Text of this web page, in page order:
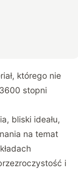
którego nie
stopni
bliski ideału,
na temat
i